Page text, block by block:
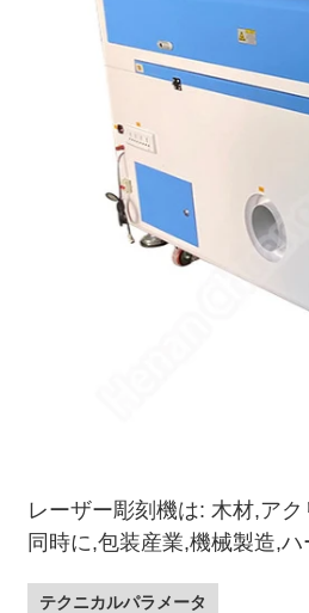
レーザー彫刻機は: 木材,ア
同時に,包装産業,機械製造,
テクニカルパラメータ